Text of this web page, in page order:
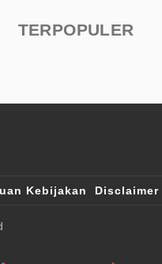
TERPOPULER
Kebijakan Disclaimer